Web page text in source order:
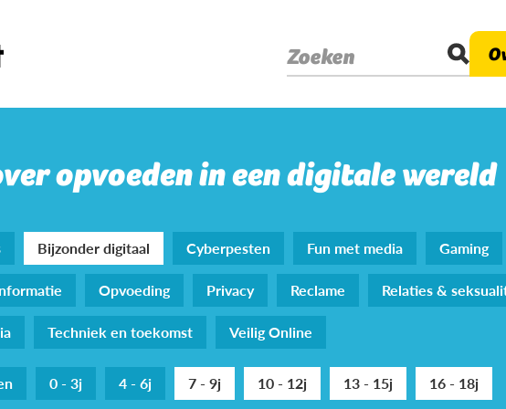
Zoeken
opvoeden in een digitale wereld
Bijzonder digitaal Cyberpesten Fun met media Gaming
Opvoeding Privacy Reclame Relaties &
Techniek en toekomst Veilig Online
0 - 3j 4 - 6j 7 - 9j 10 - 12j 13 - 15j 16 - 18j